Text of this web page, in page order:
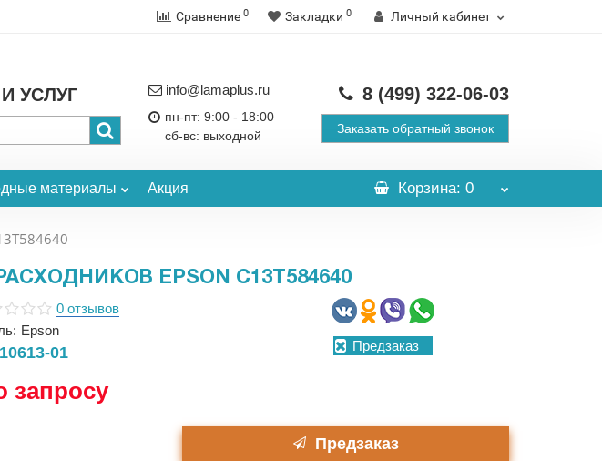
Сравнение 0 Закладки 0 Личный кабинет
УСЛУГ info@lamaplus.ru
пн-пт: 9:00 - 18:00
сб-вс: выходной
8 (499) 322-06-03
Заказать обратный звонок
материалы Акция Корзина: 0
EPSON C13T584640
0 отзывов
Epson
10613-01 Предзаказ
запросу
Предзаказ